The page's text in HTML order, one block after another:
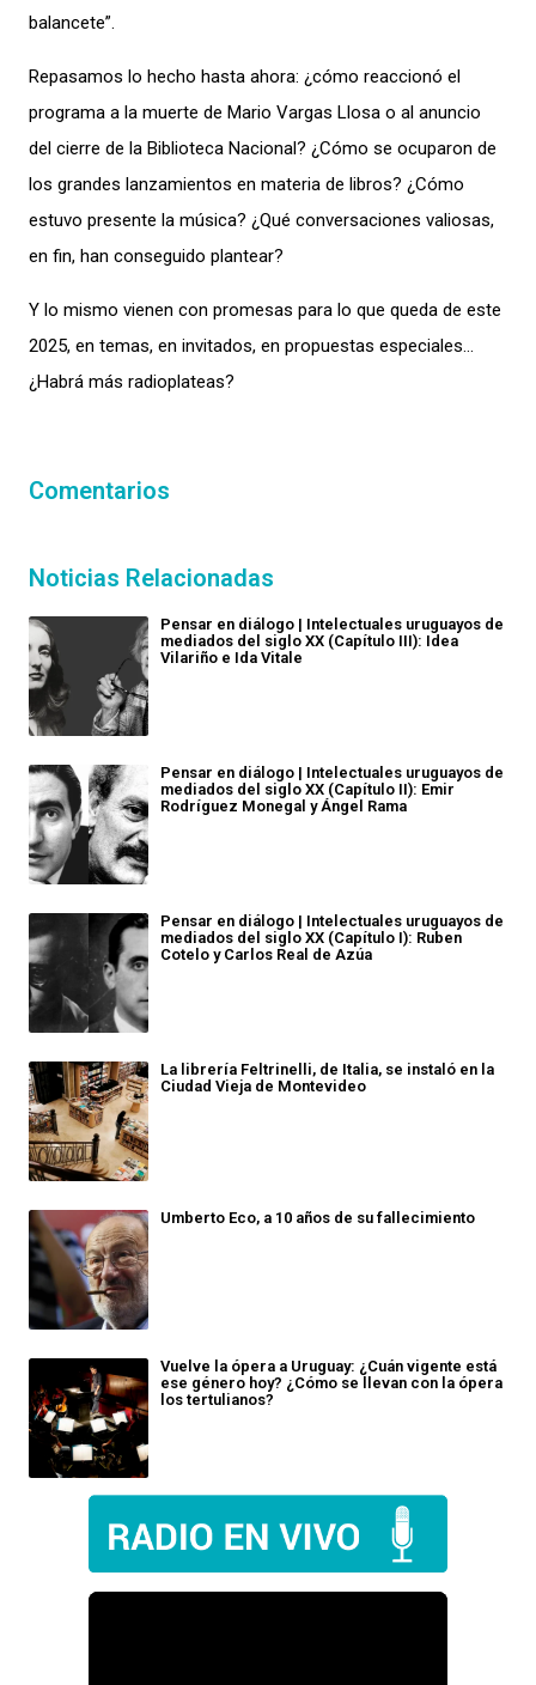
balancete”.
Repasamos lo hecho hasta ahora: ¿cómo reaccionó el
programa a la muerte de Mario Vargas Llosa o al anuncio
del cierre de la Biblioteca Nacional? ¿Cómo se ocuparon de
los grandes lanzamientos en materia de libros? ¿Cómo
estuvo presente la música? ¿Qué conversaciones valiosas,
en fin, han conseguido plantear?
Y lo mismo vienen con promesas para lo que queda de este
2025, en temas, en invitados, en propuestas especiales…
¿Habrá más radioplateas?
Comentarios
Noticias Relacionadas
Pensar en diálogo | Intelectuales uruguayos de
mediados del siglo XX (Capítulo III): Idea
Vilariño e Ida Vitale
Pensar en diálogo | Intelectuales uruguayos de
mediados del siglo XX (Capítulo II): Emir
Rodríguez Monegal y Ángel Rama
Pensar en diálogo | Intelectuales uruguayos de
mediados del siglo XX (Capítulo I): Ruben
Cotelo y Carlos Real de Azúa
La librería Feltrinelli, de Italia, se instaló en la
Ciudad Vieja de Montevideo
Umberto Eco, a 10 años de su fallecimiento
Vuelve la ópera a Uruguay: ¿Cuán vigente está
ese género hoy? ¿Cómo se llevan con la ópera
los tertulianos?